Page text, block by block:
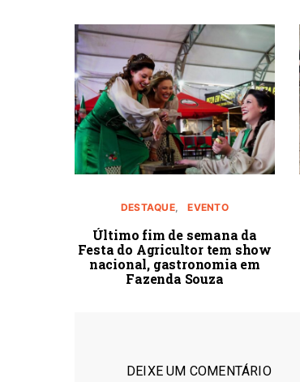
DESTAQUE EVENTO
Último fim de semana da
Festa do Agricultor tem show
nacional, gastronomia em
Fazenda Souza
DEIXE UM COMENTÁRIO